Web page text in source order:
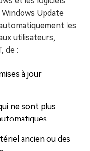
Update
les
utilisateurs,
de :
à jour
ne sont plus
ancien ou des